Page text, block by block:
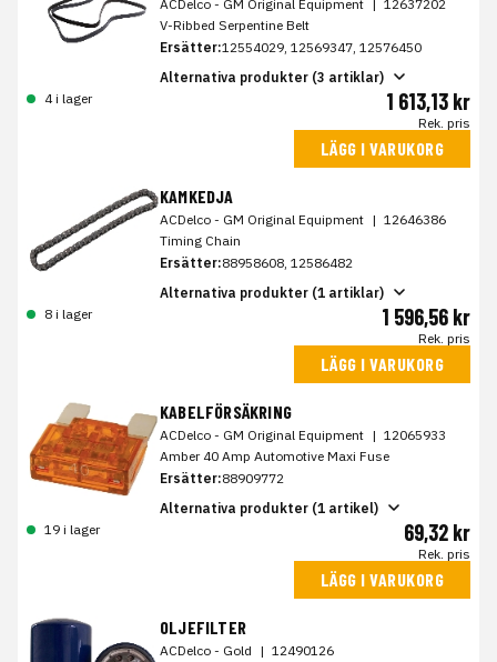
ACDelco - GM Original Equipment | 12637202
V-Ribbed Serpentine Belt
Ersätter:12554029, 12569347, 12576450
Alternativa produkter (3 artiklar)
4 i lager
1 613,13 kr
Rek. pris
LÄGG I VARUKORG
KAMKEDJA
ACDelco - GM Original Equipment | 12646386
Timing Chain
Ersätter:88958608, 12586482
Alternativa produkter (1 artiklar)
8 i lager
1 596,56 kr
Rek. pris
LÄGG I VARUKORG
KABELFÖRSÄKRING
ACDelco - GM Original Equipment | 12065933
Amber 40 Amp Automotive Maxi Fuse
Ersätter:88909772
Alternativa produkter (1 artikel)
19 i lager
69,32 kr
Rek. pris
LÄGG I VARUKORG
OLJEFILTER
ACDelco - Gold | 12490126